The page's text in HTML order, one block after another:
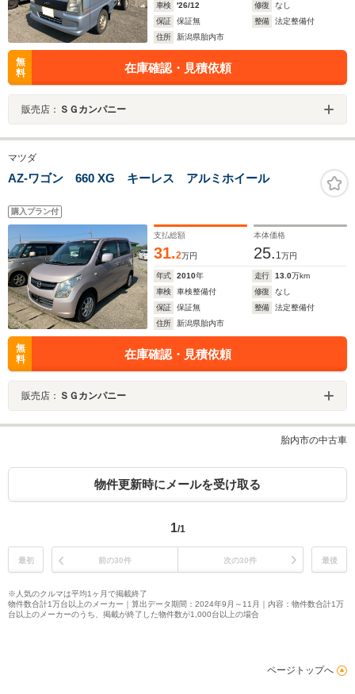
車検
'26/12 修復
なし
保証
保証無 整備
法定整備付
住所
新潟県胎内市
無
料
在庫確認・見積依頼
販売店： ＳＧカンパニー
マツダ
AZ-ワゴン 660 XG キーレス アルミホイール
購入プラン付
支払総額
31.2万円
本体価格
25. 1万円
年式 2010年 走行 13.0万km
車検
車検整備付 修復
なし
保証
保証無 整備
法定整備付
住所
新潟県胎内市
無
料
在庫確認・見積依頼
販売店： ＳＧカンパニー
胎内市の中古車
物件更新時にメールを受け取る
1/1
最初 前の30件 次の30件 最後
※人気のクルマは平均1ヶ月で掲載終了
物件数合計1万台以上のメーカー｜算出データ期間：2024年9月～11月｜内容：物件数合計1万
台以上のメーカーのうち、掲載が終了した物件数が1,000台以上の場合
ページトップへ